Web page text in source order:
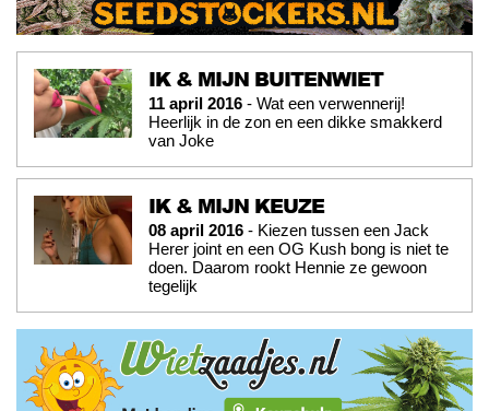
IK & MIJN BUITENWIET
11 april 2016 - Wat een verwennerij!
Heerlijk in de zon en een dikke smakkerd
van Joke
IK & MIJN KEUZE
08 april 2016 - Kiezen tussen een Jack
Herer joint en een OG Kush bong is niet te
doen. Daarom rookt Hennie ze gewoon
tegelijk